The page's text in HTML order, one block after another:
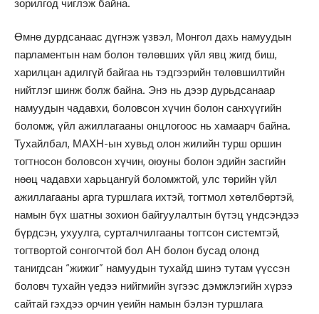
зорилгод чиглэж байна.
Өмнө дурдсанаас дүгнэж үзвэл, Монгол дахь намуудын
парламентын нам болон төлөвших үйл явц жигд биш,
харилцан адилгүй байгаа нь тэдгээрийн төлөвшилтийн
нийтлэг шинж болж байна. Энэ нь дээр дурьдсанаар
намуудын чадавхи, боловсон хүчин болон санхүүгийн
боломж, үйл ажиллагааны онцлогоос нь хамаарч байна.
Тухайлбал, МАХН-ын хувьд олон жилийн турш оршин
тогтносон боловсон хүчин, оюуны болон эдийн засгийн
нөөц чадавхи харьцангуй боломжтой, улс төрийн үйл
ажиллагааны арга туршлага ихтэй, тогтмол хөтөлбөртэй,
намын бүх шатны зохион байгуулалтын бүтэц үндсэндээ
бүрдсэн, ухуулга, сурталчилгааны тогтсон системтэй,
тогтвортой сонгогчтой бол АН болон бусад олонд
танигдсан “жижиг” намуудын тухайд шинэ тутам үүссэн
боловч тухайн үедээ нийгмийн зүгээс дэмжлэгийн хүрээ
сайтай гэхдээ орчин үеийн намын бэлэн туршлага